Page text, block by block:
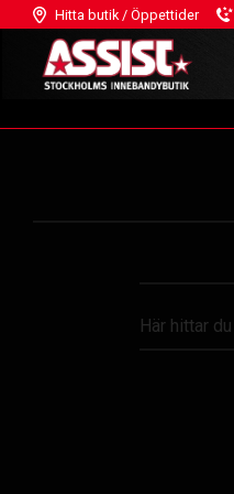
Hitta butik / Öppettider
Här hittar